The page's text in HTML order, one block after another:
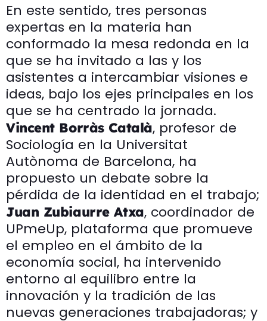
En este sentido, tres personas
expertas en la materia han
conformado la mesa redonda en la
que se ha invitado a las y los
asistentes a intercambiar visiones e
ideas, bajo los ejes principales en los
que se ha centrado la jornada.
Vincent Borràs Català, profesor de
Sociología en la Universitat
Autònoma de Barcelona, ha
propuesto un debate sobre la
pérdida de la identidad en el trabajo;
Juan Zubiaurre Atxa, coordinador de
UPmeUp, plataforma que promueve
el empleo en el ámbito de la
economía social, ha intervenido
entorno al equilibro entre la
innovación y la tradición de las
nuevas generaciones trabajadoras; y